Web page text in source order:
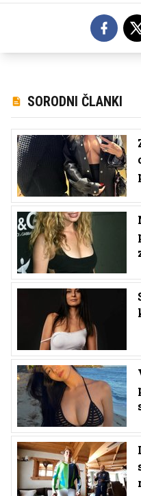
SORODNI ČLANKI